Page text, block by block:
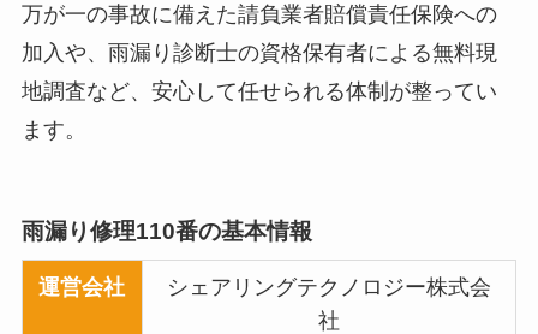
万が一の事故に備えた請負業者賠償責任保険への
加入や、雨漏り診断士の資格保有者による無料現
地調査など、安心して任せられる体制が整ってい
ます。
雨漏り修理110番の基本情報
運営会社
シェアリングテクノロジー株式会
社